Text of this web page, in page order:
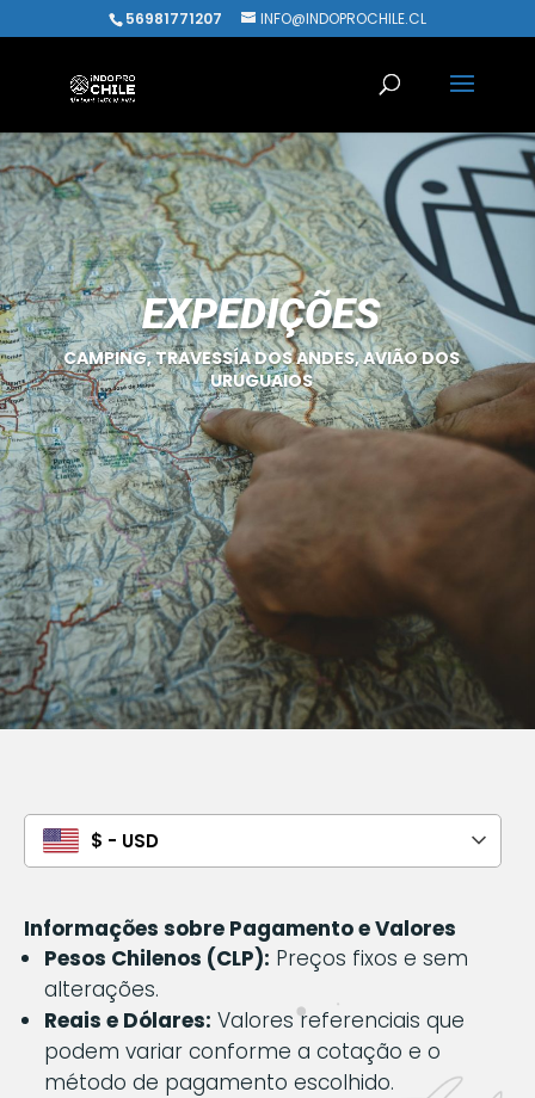
56981771207 INFO@INDOPROCHILE.CL
EXPEDIÇÕES
CAMPING, TRAVESSÍA DOS ANDES, AVIÃO DOS
URUGUAIOS
$ - USD
Informações sobre Pagamento e Valores
Pesos Chilenos (CLP): Preços fixos e sem
alterações.
Reais e Dólares: Valores referenciais que
podem variar conforme a cotação e o
método de pagamento escolhido.